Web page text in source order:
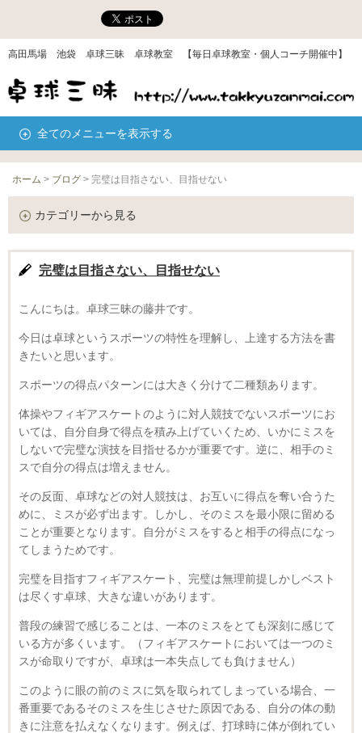
高田馬場 池袋 卓球三昧 卓球教室 【毎日卓球教室・個人コーチ開催中】
全てのメニューを表示する
ホーム > ブログ > 完璧は目指さない、目指せない
カテゴリーから見る
完璧は目指さない、目指せない
こんにちは。卓球三昧の藤井です。
今日は卓球というスポーツの特性を理解し、上達する方法を書
きたいと思います。
スポーツの得点パターンには大きく分けて二種類あります。
体操やフィギアスケートのように対人競技でないスポーツにお
いては、自分自身で得点を積み上げていくため、いかにミスを
しないで完璧な演技を目指せるかが重要です。逆に、相手のミ
スで自分の得点は増えません。
その反面、卓球などの対人競技は、お互いに得点を奪い合うた
めに、ミスが必ず出ます。しかし、そのミスを最小限に留める
ことが重要となります。自分がミスをすると相手の得点になっ
てしまうためです。
完璧を目指すフィギアスケート、完璧は無理前提しかしベスト
は尽くす卓球、大きな違いがあります。
普段の練習で感じることは、一本のミスをとても深刻に感じて
いる方が多くいます。（フィギアスケートにおいては一つのミ
スが命取りですが、卓球は一本失点しても負けません）
このように眼の前のミスに気を取られてしまっている場合、一
番重要であるそのミスを生じさせた原因である、自分の体の動
きに注意を払えなくなります。例えば、打球時に体が倒れてい